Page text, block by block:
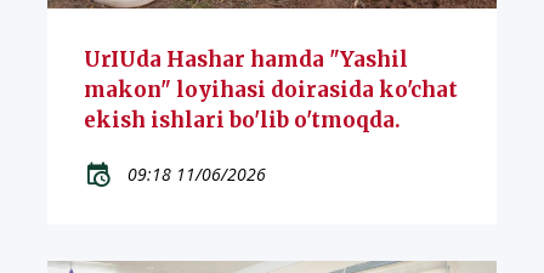
UrIUda Hashar hamda "Yashil
makon" loyihasi doirasida ko'chat
ekish ishlari bo'lib o'tmoqda.
09:18 11/06/2026